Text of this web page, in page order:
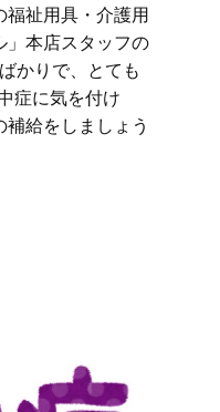
福祉用具・介護用
」本店スタッフの
りで、とても
症に気を付け
給をしましょう